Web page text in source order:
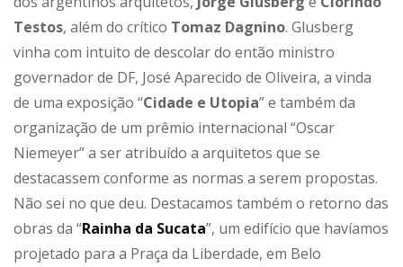
Testos, além do crítico Tomaz Dagnino. Glusberg
vinha com intuito de descolar do então ministro
governador de DF, José Aparecido de Oliveira, a vinda
de uma exposição “Cidade e Utopia” e também da
organização de um prêmio internacional “Oscar
Niemeyer” a ser atribuído a arquitetos que se
destacassem conforme as normas a serem propostas.
Não sei no que deu. Destacamos também o retorno das
obras da “Rainha da Sucata”, um edifício que havíamos
projetado para a Praça da Liberdade, em Belo